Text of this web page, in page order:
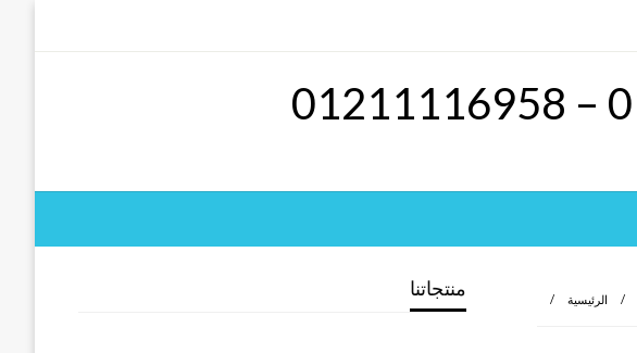
الرئيسية منتجاتنا